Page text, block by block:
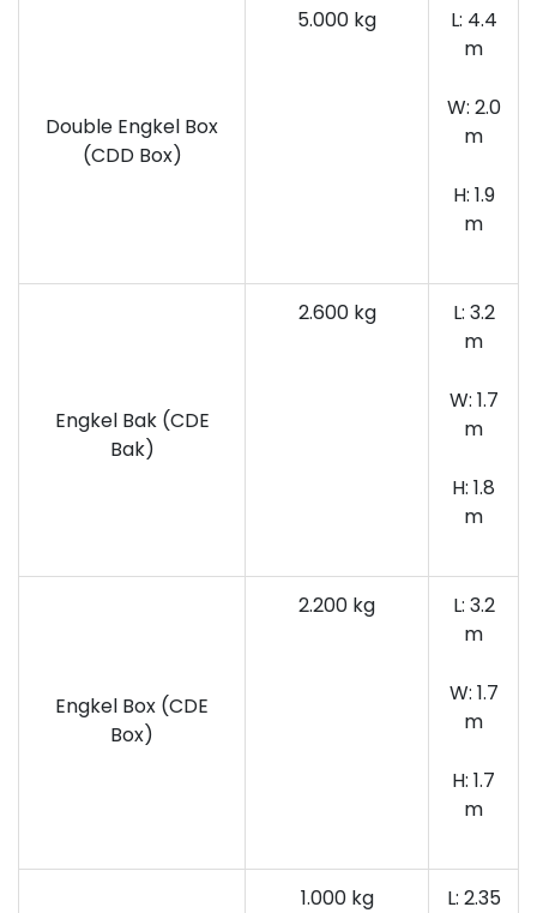
Double Engkel Box
(CDD Box)
5.000 kg
L: 4.4
m
W: 2.0
m
H: 1.9
m
Engkel Bak (CDE
Bak)
2.600 kg
L: 3.2
m
W: 1.7
m
H: 1.8
m
Engkel Box (CDE
Box)
2.200 kg
L: 3.2
m
W: 1.7
m
H: 1.7
m
1.000 kg L: 2.35